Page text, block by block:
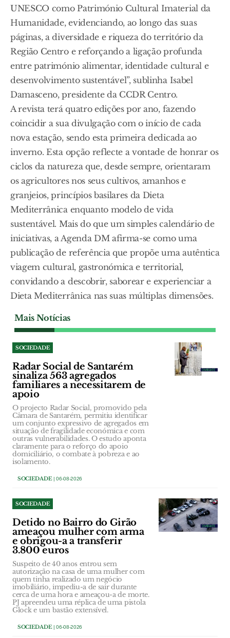
UNESCO como Património Cultural Imaterial da
Humanidade, evidenciando, ao longo das suas
páginas, a diversidade e riqueza do território da
Região Centro e reforçando a ligação profunda
entre património alimentar, identidade cultural e
desenvolvimento sustentável”, sublinha Isabel
Damasceno, presidente da CCDR Centro.
A revista terá quatro edições por ano, fazendo
coincidir a sua divulgação com o início de cada
nova estação, sendo esta primeira dedicada ao
inverno. Esta opção reflecte a vontade de honrar os
ciclos da natureza que, desde sempre, orientaram
os agricultores nos seus cultivos, amanhos e
granjeios, princípios basilares da Dieta
Mediterrânica enquanto modelo de vida
sustentável. Mais do que um simples calendário de
iniciativas, a Agenda DM afirma-se como uma
publicação de referência que propõe uma autêntica
viagem cultural, gastronómica e territorial,
convidando a descobrir, saborear e experienciar a
Dieta Mediterrânica nas suas múltiplas dimensões.
Mais Notícias
SOCIEDADE
Radar Social de Santarém
sinaliza 563 agregados
familiares a necessitarem de
apoio
O projecto Radar Social, promovido pela
Câmara de Santarém, permitiu identificar
um conjunto expressivo de agregados em
situação de fragilidade económica e com
outras vulnerabilidades. O estudo aponta
claramente para o reforço do apoio
domiciliário, o combate à pobreza e ao
isolamento.
SOCIEDADE| 06-08-2026
SOCIEDADE
Detido no Bairro do Girão
ameaçou mulher com arma
e obrigou-a a transferir
3.800 euros
Suspeito de 40 anos entrou sem
autorização na casa de uma mulher com
quem tinha realizado um negócio
imobiliário, impediu-a de sair durante
cerca de uma hora e ameaçou-a de morte.
PJ apreendeu uma réplica de uma pistola
Glock e um bastão extensível.
SOCIEDADE| 06-08-2026